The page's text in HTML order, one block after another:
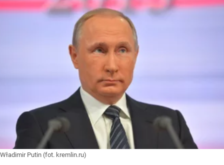
Władimir Putin (fot. kremlin.ru)